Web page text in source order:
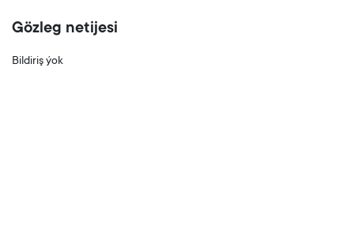
Gözleg netijesi
Bildiriş ýok